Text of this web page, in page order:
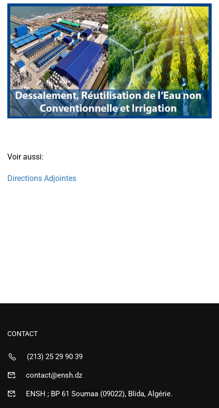
Voir aussi:
Directions Adjointes
CONTACT
(213) 25 29 90 39
contact@ensh.dz
ENSH ; BP 61 Soumaa (09022), Blida, Algérie.